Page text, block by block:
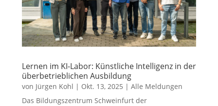
Lernen im KI-Labor: Künstliche Intelligenz in der
überbetrieblichen Ausbildung
von Jürgen Kohl | Okt. 13, 2025 | Alle Meldungen
Das Bildungszentrum Schweinfurt der